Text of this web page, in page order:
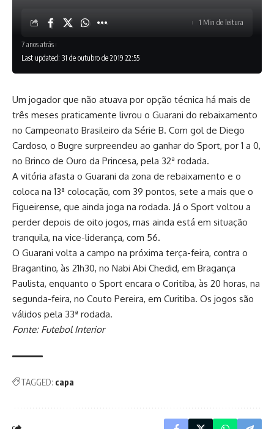
Last updated: 31 de outubro de 2019 22:55
7 anos atrás
1 Min de leitura
Um jogador que não atuava por opção técnica há mais de
três meses praticamente livrou o Guarani do rebaixamento
no Campeonato Brasileiro da Série B. Com gol de Diego
Cardoso, o Bugre surpreendeu ao ganhar do Sport, por 1 a 0,
no Brinco de Ouro da Princesa, pela 32ª rodada.
A vitória afasta o Guarani da zona de rebaixamento e o
coloca na 13ª colocação, com 39 pontos, sete a mais que o
Figueirense, que ainda joga na rodada. Já o Sport voltou a
perder depois de oito jogos, mas ainda está em situação
tranquila, na vice-liderança, com 56.
O Guarani volta a campo na próxima terça-feira, contra o
Bragantino, às 21h30, no Nabi Abi Chedid, em Bragança
Paulista, enquanto o Sport encara o Coritiba, às 20 horas, na
segunda-feira, no Couto Pereira, em Curitiba. Os jogos são
válidos pela 33ª rodada.
Fonte: Futebol Interior
TAGGED: capa